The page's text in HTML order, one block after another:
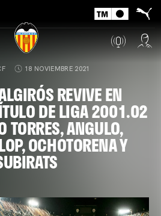
18 NOVIEMBRE 2021
REVIVE EN
DE LIGA 2001.02
TORRES, ANGULO,
OCHOTORENA Y